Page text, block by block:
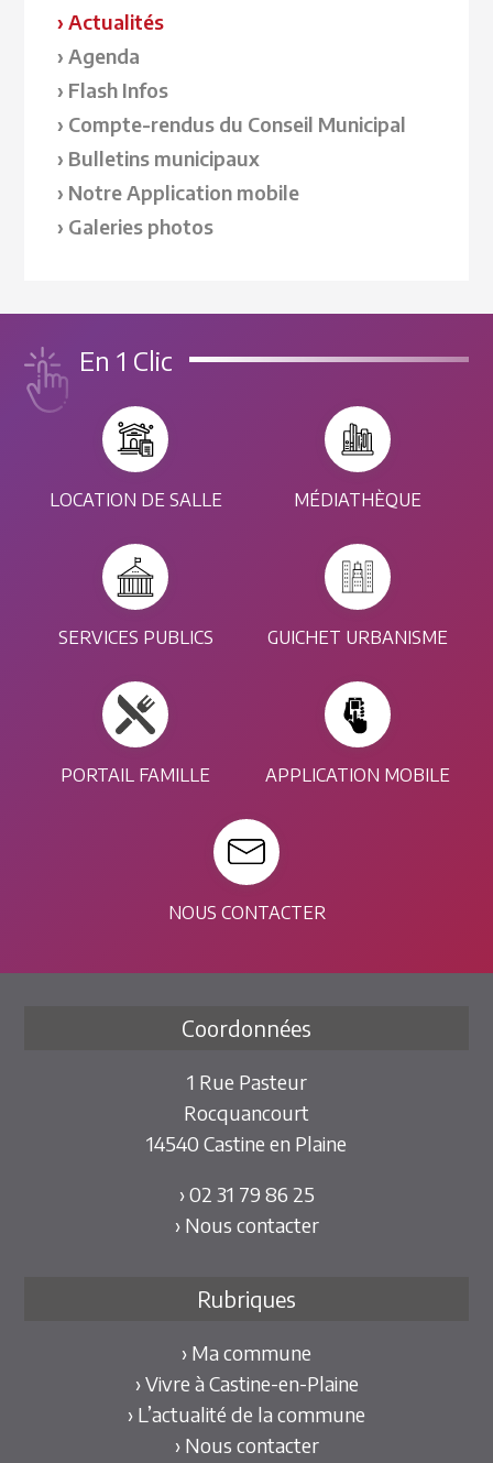
Actualités
Agenda
Flash Infos
Compte-rendus du Conseil Municipal
Bulletins municipaux
Notre Application mobile
Galeries photos
En 1 Clic
LOCATION DE SALLE MÉDIATHÈQUE
SERVICES PUBLICS GUICHET URBANISME
PORTAIL FAMILLE APPLICATION MOBILE
NOUS CONTACTER
Coordonnées
1 Rue Pasteur
Rocquancourt
14540 Castine en Plaine
› 02 31 79 86 25
› Nous contacter
Rubriques
› Ma commune
› Vivre à Castine-en-Plaine
› L’actualité de la commune
› Nous contacter